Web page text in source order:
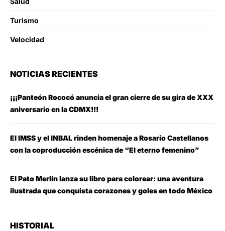
Turismo
Velocidad
NOTICIAS RECIENTES
¡¡¡Panteón Rococó anuncia el gran cierre de su gira de XXX
aniversario en la CDMX!!!
El IMSS y el INBAL rinden homenaje a Rosario Castellanos
con la coproducción escénica de “El eterno femenino”
El Pato Merlín lanza su libro para colorear: una aventura
ilustrada que conquista corazones y goles en todo México
HISTORIAL